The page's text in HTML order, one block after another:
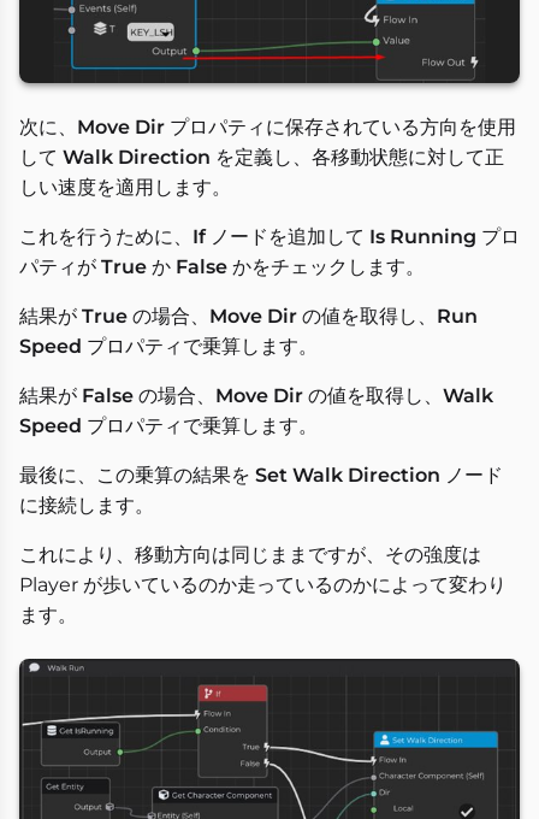
次に、 Move Dir プロパティに保存されている方向を使用
して Walk Direction を定義し、各移動状態に対して正
しい速度を適用します。
これを行うために、 Ifノードを追加して Is Running プロ
パティが True か False かをチェックします。
結果が True の場合、 Move Dir の値を取得し、 Run
Speed プロパティで乗算します。
結果が False の場合、 Move Dir の値を取得し、 Walk
Speed プロパティで乗算します。
最後に、この乗算の結果を Set Walk Direction ノード
に接続します。
これにより、移動方向は同じままですが、その強度は
Player が歩いているのか走っているのかによって変わり
ます。